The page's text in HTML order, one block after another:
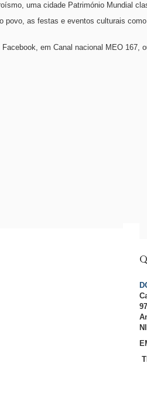
uma cidade Património Mundial
as festas e eventos culturais
em Canal nacional MEO 167,